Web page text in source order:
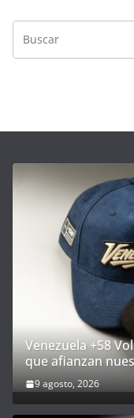
Venezuela +58
que afianzan
9 agosto, 2026